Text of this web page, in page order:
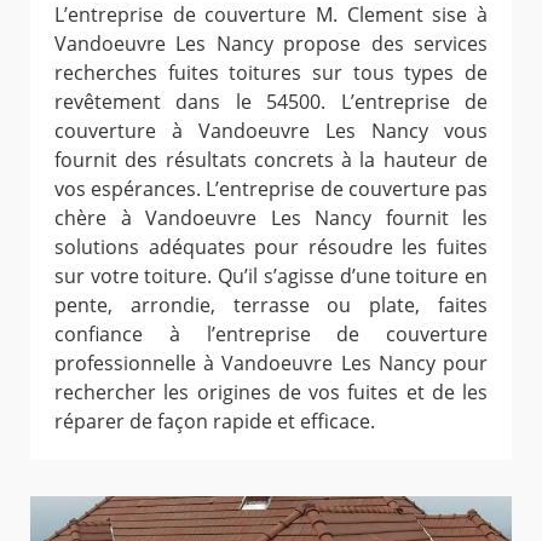
L’entreprise de couverture M. Clement sise à
Vandoeuvre Les Nancy propose des services
recherches fuites toitures sur tous types de
revêtement dans le 54500. L’entreprise de
couverture à Vandoeuvre Les Nancy vous
fournit des résultats concrets à la hauteur de
vos espérances. L’entreprise de couverture pas
chère à Vandoeuvre Les Nancy fournit les
solutions adéquates pour résoudre les fuites
sur votre toiture. Qu’il s’agisse d’une toiture en
pente, arrondie, terrasse ou plate, faites
confiance à l’entreprise de couverture
professionnelle à Vandoeuvre Les Nancy pour
rechercher les origines de vos fuites et de les
réparer de façon rapide et efficace.